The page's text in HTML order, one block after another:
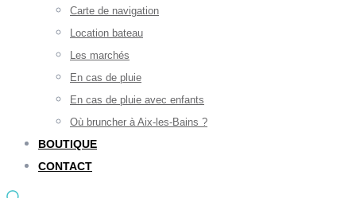
Carte de navigation
Location bateau
Les marchés
En cas de pluie
En cas de pluie avec enfants
Où bruncher à Aix-les-Bains ?
BOUTIQUE
CONTACT